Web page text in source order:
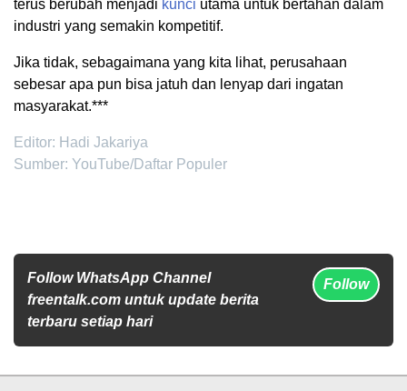
terus berubah menjadi kunci utama untuk bertahan dalam
industri yang semakin kompetitif.
Jika tidak, sebagaimana yang kita lihat, perusahaan
sebesar apa pun bisa jatuh dan lenyap dari ingatan
masyarakat.***
Editor: Hadi Jakariya
Sumber: YouTube/Daftar Populer
Follow WhatsApp Channel
freentalk.com untuk update berita
terbaru setiap hari
Follow